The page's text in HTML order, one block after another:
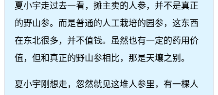
夏小宇走过去一看，摊主卖的人参，并不是真正
的野山参。而是普通的人工栽培的园参，这东西
在东北很多，并不值钱。虽然也有一定的药用价
值，但和真正的野山参相比，那是天壤之别。
夏小宇刚想走，忽然就见这堆人参里，有一棵人